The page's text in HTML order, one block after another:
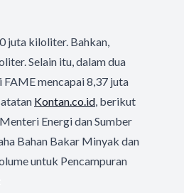
juta kiloliter. Bahkan,
Selain itu, dalam dua
mencapai 8,37 juta
Kontan.co.id, berikut
Energi dan Sumber
Bahan Bakar Minyak dan
untuk Pencampuran